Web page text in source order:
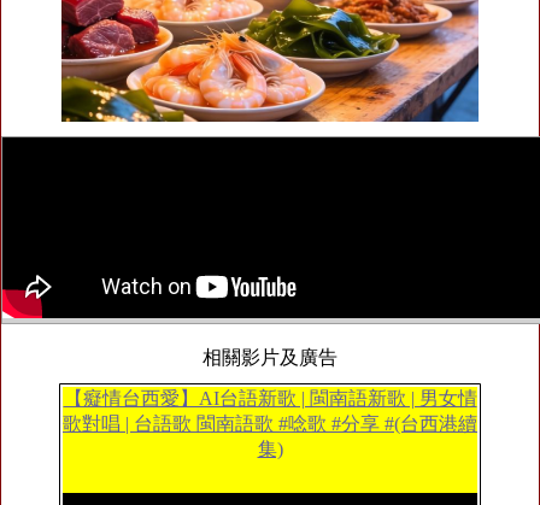
相關影片及廣告
【癡情台西愛】AI台語新歌 | 閩南語新歌 | 男女情
歌對唱 | 台語歌 閩南語歌 #唸歌 #分享 #(台西港續
集)